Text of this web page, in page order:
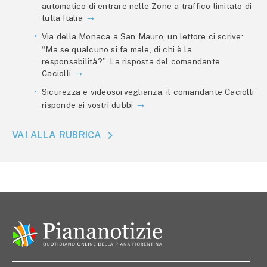
automatico di entrare nelle Zone a traffico limitato di
tutta Italia
Via della Monaca a San Mauro, un lettore ci scrive:
“Ma se qualcuno si fa male, di chi è la
responsabilità?”. La risposta del comandante
Caciolli
Sicurezza e videosorveglianza: il comandante Caciolli
risponde ai vostri dubbi
VAI ALLA RUBRICA